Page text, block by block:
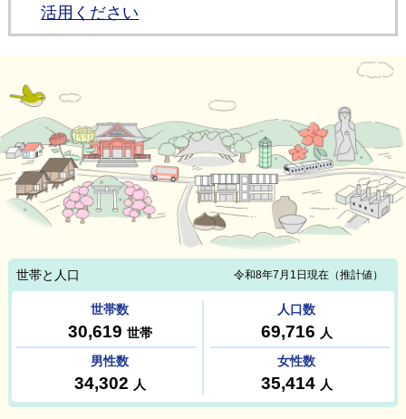
活用ください